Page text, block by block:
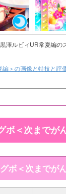
澤ルビィUR常夏編の
＞の画像と特技と評
ボ＜次までが
ボ＜次までが